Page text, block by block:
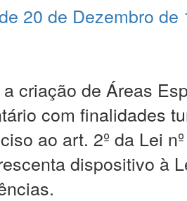
20 de Dezembro de
criação de Áreas
com finalidades
ao art. 2º da Lei
dispositivo à